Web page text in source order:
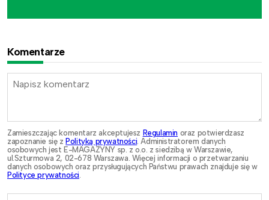
Komentarze
Zamieszczając komentarz akceptujesz Regulamin oraz potwierdzasz
zapoznanie się z Polityką prywatności. Administratorem danych
osobowych jest E-MAGAZYNY sp. z o.o. z siedzibą w Warszawie,
ul.Szturmowa 2, 02-678 Warszawa. Więcej informacji o przetwarzaniu
danych osobowych oraz przysługujących Państwu prawach znajduje się w
Polityce prywatności.